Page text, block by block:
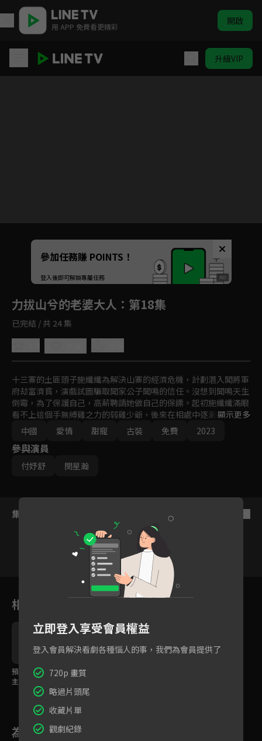
用 APP 免費看更精彩 開啟
升級VIP
Unmute
如有不便請見諒
參加任務賺 POINTS！
登入後即可解鎖專屬任務
力拔山兮的老婆大人 ：第18集
已完結 / 共 24 集
十三寨的土匪頭子施纖纖為解決山寨的經濟危機，計劃潛入聞將軍
府劫富濟貧，演戲試圖騙取聞家公子聞鳴的信任。沒想到聞鳴天生
倒霉，為了保護自己，高薪聘請她做自己的保鏢。起初施纖纖滿眼
看不上這個手無縛雞之力的弱雞少爺，後來在相處中逐漸被聞鳴的
真誠打動，但隨著兩人感情升溫施纖纖陷入掙扎——她害怕聞鳴知
道自己接近他的目的，更怕聞鳴知道自己從一開始的欺騙。她最終
選擇了坦白，因為她記著聞鳴教會她的道理，那就是愛要 真誠。
也因為愛，在淵城與十三寨面臨危機時，他們默契配合，擊潰了國
相的陰謀。
顯示更多
中國
愛情 甜寵 古裝 免費 2023
參與演員
付妤舒 閔星瀚
集數列表
17 18 19
相關花絮
預告：爆笑甜寵，女寨
主愛上富二代。
為您推薦
立即登入享受會員權益
登入會員解決看劇各種惱人的事，我們為會員提供了
720p 畫質
略過片頭尾
收藏片單
觀劇紀錄